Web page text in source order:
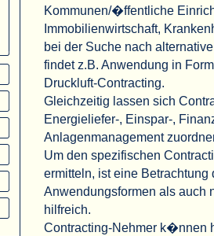
Kommunen/�ffentliche
Immobilienwirtschaft,
bei der Suche nach
findet z.B. Anwendung in
Druckluft-Contracting.
Gleichzeitig lassen sich
Energieliefer-, Einspar-,
Anlagenmanagement
Um den spezifischen
ermitteln, ist eine
Anwendungsformen als auch
hilfreich.
Contracting-Nehmer k�nnen